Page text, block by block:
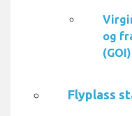
og
(GOI)
Flyplass